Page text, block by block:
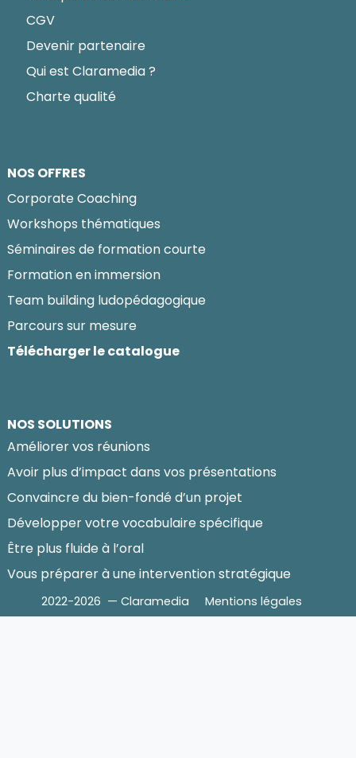
CGV
Devenir partenaire
Qui est Claramedia ?
Charte qualité
NOS OFFRES
Corporate Coaching
Workshops thématiques
Séminaires de formation courte
Formation en immersion
Team building ludopédagogique
Parcours sur mesure
Télécharger le catalogue
NOS SOLUTIONS
Améliorer vos réunions
Avoir plus d’impact dans vos présentations
Convaincre du bien-fondé d’un projet
Développer votre vocabulaire spécifique
Être plus fluide à l’oral
Vous préparer à une intervention stratégique
2022-2026 — Claramedia Mentions légales